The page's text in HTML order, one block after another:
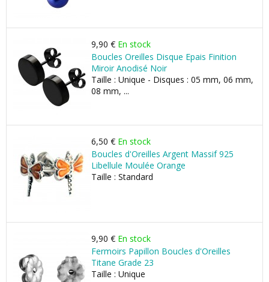
9,90 € En stock
Boucles Oreilles Disque Epais Finition
Miroir Anodisé Noir
Taille : Unique - Disques : 05 mm, 06 mm,
08 mm, ...
6,50 € En stock
Boucles d'Oreilles Argent Massif 925
Libellule Moulée Orange
Taille : Standard
9,90 € En stock
Fermoirs Papillon Boucles d'Oreilles
Titane Grade 23
Taille : Unique